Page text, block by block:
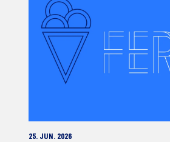
25. JUN. 2026